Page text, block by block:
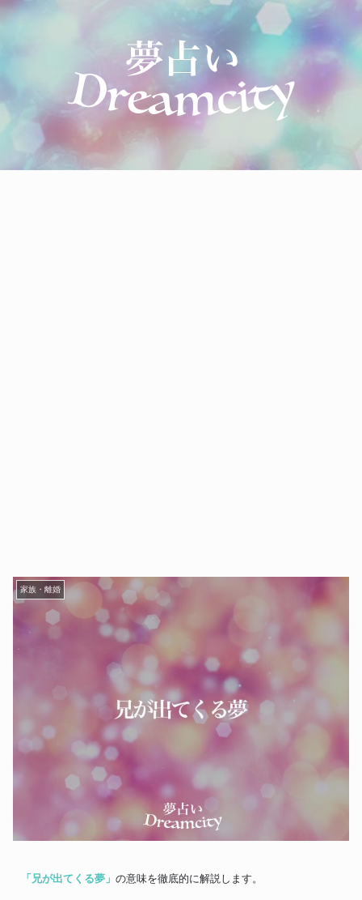
家族・離婚
「兄が出てくる夢」 の意味を徹底的に解説します。